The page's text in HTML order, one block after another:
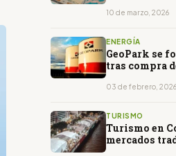
10 de marzo, 2026
ENERGÍA
GeoPark se
tras compra
03 de febrero, 2026
TURISMO
Turismo en
mercados